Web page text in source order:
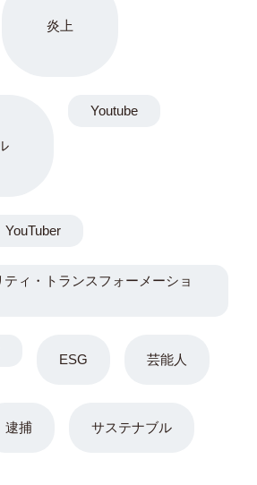
炎上
ESG 芸能人
逮捕 サステナブル
Youtube
YouTuber
ィ・トランスフォーメーショ